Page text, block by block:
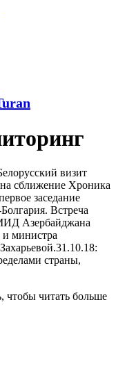
визит
сближение Хроника
заседание
Bстреча
Азербайджана
министра
страны,
чтобы читать больше